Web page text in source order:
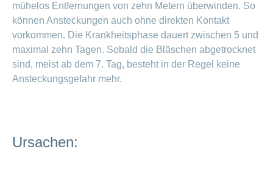
Stillen
–
Vorteile
und
Tipps
Zeit nach
der Geburt
mühelos Entfernungen von zehn Metern überwinden. So
können Ansteckungen auch ohne direkten Kontakt
vorkommen. Die Krankheitsphase dauert zwischen 5 und
maximal zehn Tagen. Sobald die Bläschen abgetrocknet
sind, meist ab dem 7. Tag, besteht in der Regel keine
Ansteckungsgefahr mehr.
Ursachen: